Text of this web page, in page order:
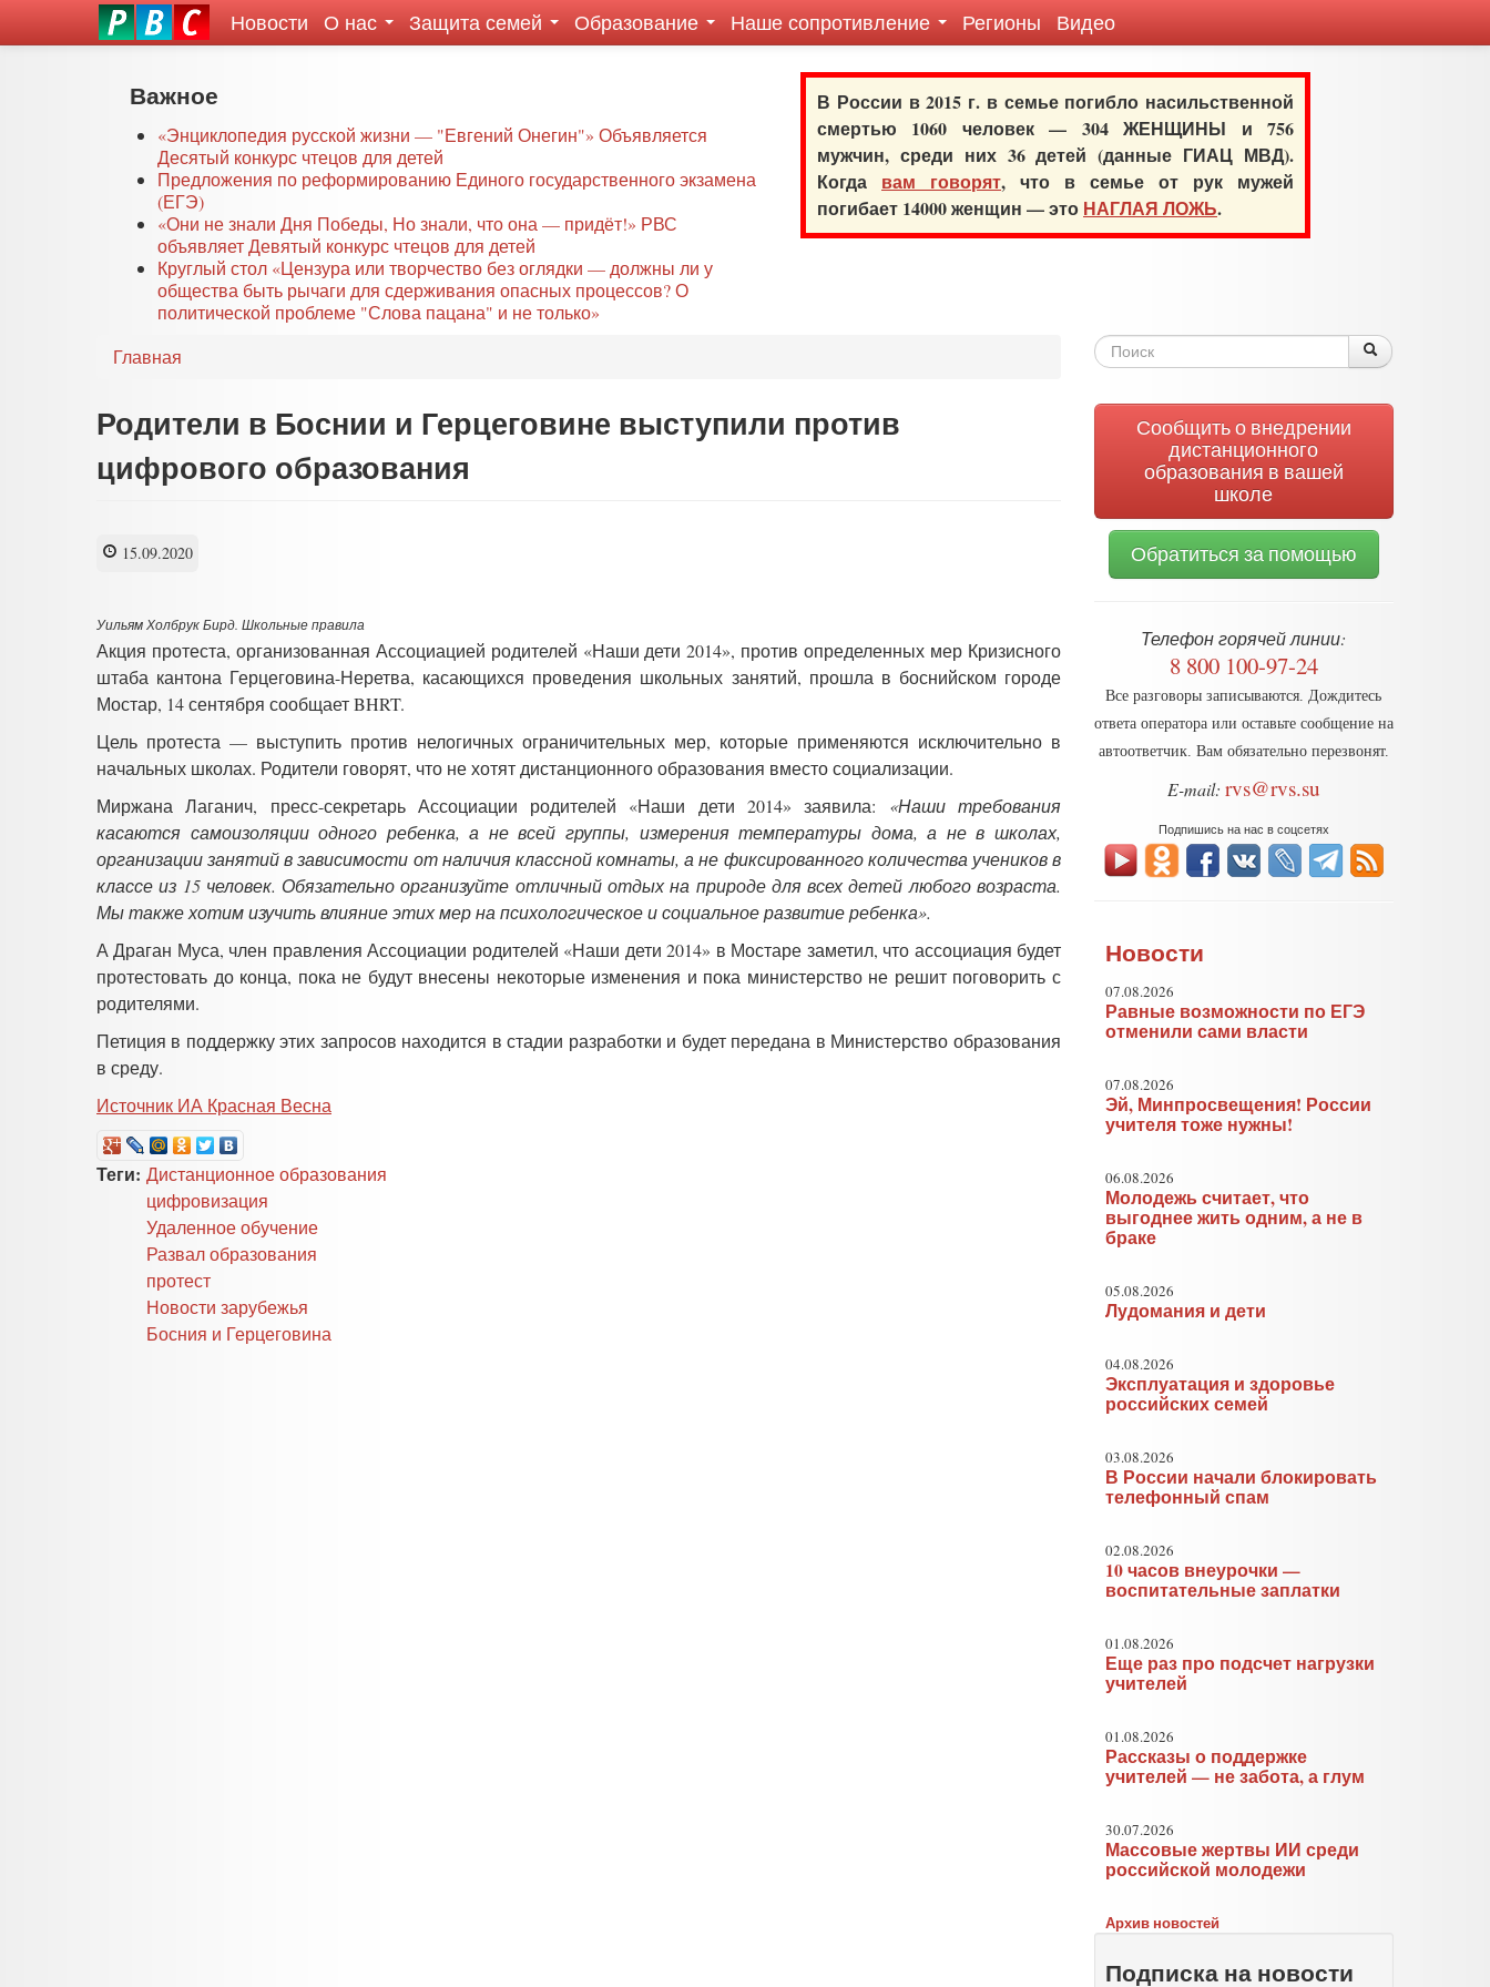
Новости О нас Защита семей Образование Наше сопротивление Регионы Видео
Важное
«Энциклопедия русской жизни — "Евгений Онегин"» Объявляется
Десятый конкурс чтецов для детей
Предложения по реформированию Единого государственного экзамена
(ЕГЭ)
«Они не знали Дня Победы, Но знали, что она — придёт!» РВС
объявляет Девятый конкурс чтецов для детей
Круглый стол «Цензура или творчество без оглядки — должны ли у
общества быть рычаги для сдерживания опасных процессов? О
политической проблеме "Слова пацана" и не только»
В России в 2015 г. в семье погибло насильственной
смертью 1060 человек — 304 ЖЕНЩИНЫ и 756
мужчин, среди них 36 детей (данные ГИАЦ МВД).
Когда вам говорят, что в семье от рук мужей
погибает 14000 женщин — это НАГЛАЯ ЛОЖЬ.
Главная
Родители в Боснии и Герцеговине выступили против
цифрового образования
15.09.2020
Уильям Холбрук Бирд. Школьные правила
Акция протеста, организованная Ассоциацией родителей «Наши дети 2014», против определенных мер Кризисного
штаба кантона Герцеговина-Неретва, касающихся проведения школьных занятий, прошла в боснийском городе
Мостар, 14 сентября сообщает BHRT.
Цель протеста — выступить против нелогичных ограничительных мер, которые применяются исключительно в
начальных школах. Родители говорят, что не хотят дистанционного образования вместо социализации.
Миржана Лаганич, пресс-секретарь Ассоциации родителей «Наши дети 2014» заявила: «Наши требования
касаются самоизоляции одного ребенка, а не всей группы, измерения температуры дома, а не в школах,
организации занятий в зависимости от наличия классной комнаты, а не фиксированного количества учеников в
классе из 15 человек. Обязательно организуйте отличный отдых на природе для всех детей любого возраста.
Мы также хотим изучить влияние этих мер на психологическое и социальное развитие ребенка».
А Драган Муса, член правления Ассоциации родителей «Наши дети 2014» в Мостаре заметил, что ассоциация будет
протестовать до конца, пока не будут внесены некоторые изменения и пока министерство не решит поговорить с
родителями.
Петиция в поддержку этих запросов находится в стадии разработки и будет передана в Министерство образования
в среду.
Источник ИА Красная Весна
Теги: Дистанционное образования
цифровизация
Удаленное обучение
Развал образования
протест
Новости зарубежья
Босния и Герцеговина
Форма
Поиск
Сообщить о внедрении
дистанционного
образования в вашей
школе
Обратиться за помощью
Телефон горячей линии:
8 800 100-97-24
Все разговоры записываются. Дождитесь
ответа оператора или оставьте сообщение на
автоответчик. Вам обязательно перезвонят.
E-mail: rvs@rvs.su
Подпишись на нас в соцсетях
Новости
07.08.2026
Равные возможности по ЕГЭ
отменили сами власти
07.08.2026
Эй, Минпросвещения! России
учителя тоже нужны!
06.08.2026
Молодежь считает, что
выгоднее жить одним, а не в
браке
05.08.2026
Лудомания и дети
04.08.2026
Эксплуатация и здоровье
российских семей
03.08.2026
В России начали блокировать
телефонный спам
02.08.2026
10 часов внеурочки —
воспитательные заплатки
01.08.2026
Еще раз про подсчет нагрузки
учителей
01.08.2026
Рассказы о поддержке
учителей — не забота, а глум
30.07.2026
Массовые жертвы ИИ среди
российской молодежи
Архив новостей
Подписка на новости